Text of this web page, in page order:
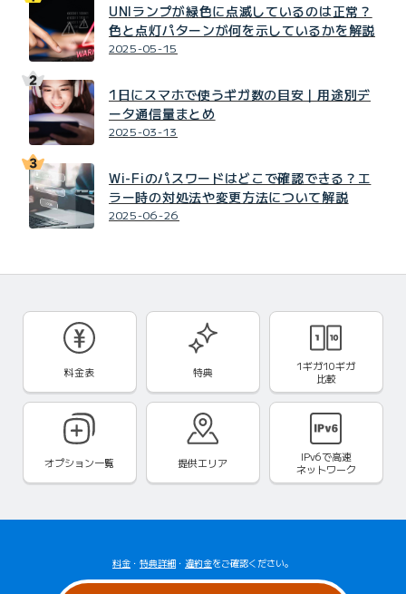
UNIランプが緑色に点滅しているのは正常？
色と点灯パターンが何を示しているかを解説
2025-05-15
1日にスマホで使うギガ数の目安｜用途別デ
ータ通信量まとめ
2025-03-13
Wi-Fiのパスワードはどこで確認できる？エ
ラー時の対処法や変更方法について解説
2025-06-26
料金表 特典
1ギガ10ギガ
比較
オプション一覧 提供エリア IPv6で高速
ネットワーク
料金 ・ 特典詳細 ・ 違約金をご確認ください。